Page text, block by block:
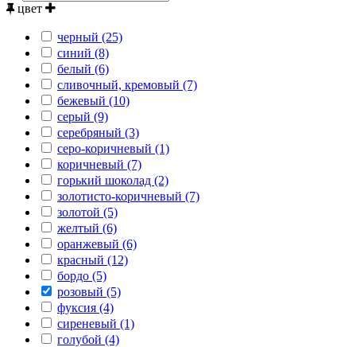
цвет
черный (25)
синий (8)
белый (6)
сливочный, кремовый (7)
бежевый (10)
серый (9)
серебряный (3)
серо-коричневый (1)
коричневый (7)
горький шоколад (2)
золотисто-коричневый (7)
золотой (5)
желтый (6)
оранжевый (6)
красный (12)
бордо (5)
розовый (5)
фуксия (4)
сиреневый (1)
голубой (4)